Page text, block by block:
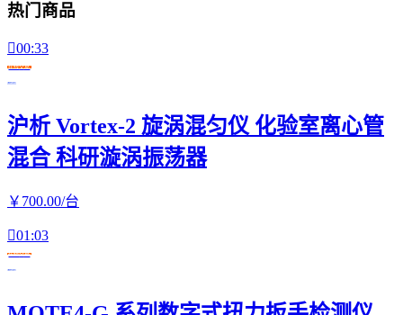
热门商品
00:33
在线交易
沪析 Vortex-2 旋涡混匀仪 化验室离心管
混合 科研漩涡振荡器
￥ 700.00/台
01:03
在线交易